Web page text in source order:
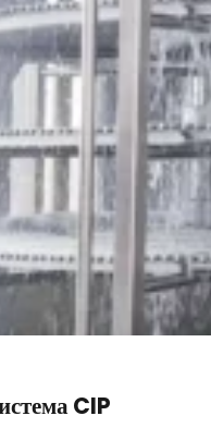
CIP